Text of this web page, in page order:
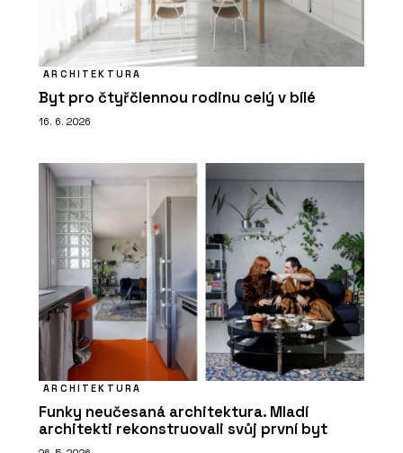
ARCHITEKTURA
Byt pro čtyřčlennou rodinu celý v bílé
16. 6. 2026
ARCHITEKTURA
Funky neučesaná architektura. Mladí
architekti rekonstruovali svůj první byt